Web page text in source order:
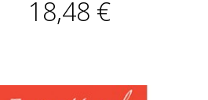
18,48 €